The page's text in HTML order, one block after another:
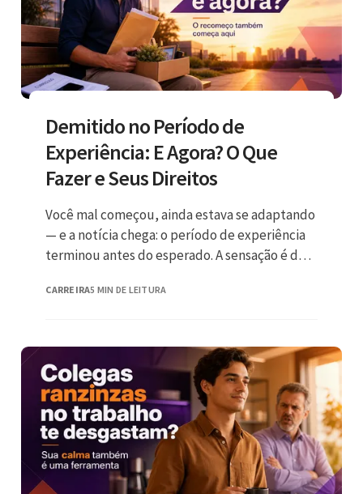
Demitido no Período de
Experiência: E Agora? O Que
Fazer e Seus Direitos
Você mal começou, ainda estava se adaptando
— e a notícia chega: o período de experiência
terminou antes do esperado. A sensação é de
CARREIRA5 MIN DE LEITURA